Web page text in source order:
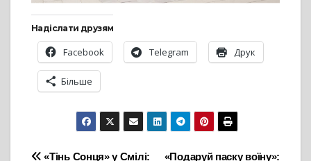
Надіслати друзям
Facebook Telegram Друк
Більше
«Подаруй паску воїну»:
«Тінь Сонця» у Смілі: